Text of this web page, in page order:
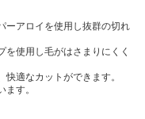
ーアロイを使用し抜群の切れ
を使用し毛がはさまりにくく
適なカットができます。
す。